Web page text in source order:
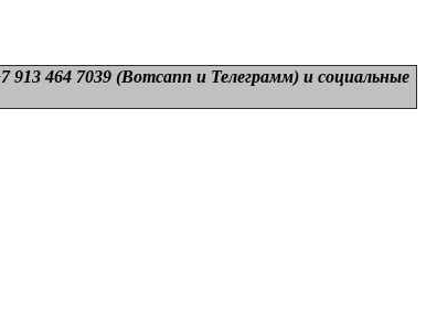
913 464 7039 (Вотсапп и Телеграмм) и социальные